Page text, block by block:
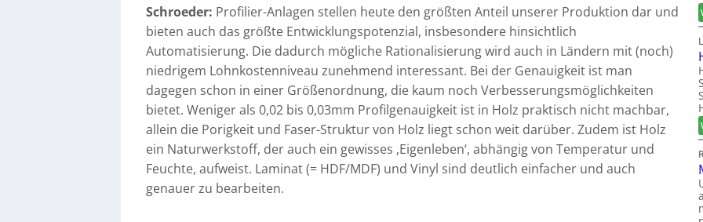
Schroeder: Profilier-Anlagen stellen heute den größten Anteil unserer Produktion dar und
bieten auch das größte Entwicklungspotenzial, insbesondere hinsichtlich
Automatisierung. Die dadurch mögliche Rationalisierung wird auch in Ländern mit (noch)
niedrigem Lohnkostenniveau zunehmend interessant. Bei der Genauigkeit ist man
dagegen schon in einer Größenordnung, die kaum noch Verbesserungsmöglichkeiten
bietet. Weniger als 0,02 bis 0,03mm Profilgenauigkeit ist in Holz praktisch nicht machbar,
allein die Porigkeit und Faser-Struktur von Holz liegt schon weit darüber. Zudem ist Holz
ein Naturwerkstoff, der auch ein gewisses ‚Eigenleben‘, abhängig von Temperatur und
Feuchte, aufweist. Laminat (= HDF/MDF) und Vinyl sind deutlich einfacher und auch
genauer zu bearbeiten.